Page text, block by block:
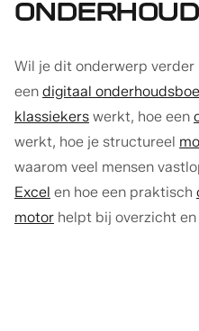
Wil je dit onderwerp
een digitaal
klassiekers werkt, hoe een
werkt, hoe je structureel
waarom veel mensen
Excel en hoe een praktisch
motor helpt bij overzicht en